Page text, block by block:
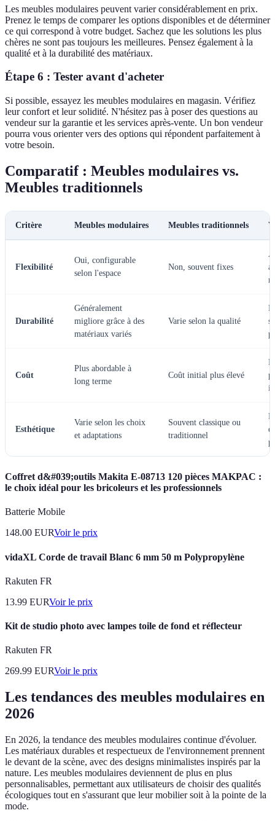
Les meubles modulaires peuvent varier considérablement en prix.
Prenez le temps de comparer les options disponibles et de déterminer
ce qui correspond à votre budget. Sachez que les solutions les plus
chères ne sont pas toujours les meilleures. Pensez également à la
qualité et à la durabilité des matériaux.
Étape 6 : Tester avant d'acheter
Si possible, essayez les meubles modulaires en magasin. Vérifiez
leur confort et leur solidité. N'hésitez pas à poser des questions au
vendeur sur la garantie et les services après-vente. Un bon vendeur
pourra vous orienter vers des options qui répondent parfaitement à
votre besoin.
Comparatif : Meubles modulaires vs.
Meubles traditionnels
Critère Meubles modulaires Meubles traditionnels
Flexibilité
Oui, configurable
selon l'espace
Non, souvent fixes
Durabilité
Généralement
migliore grâce à des
matériaux variés
Varie selon la qualité
Coût
Plus abordable à
long terme
Coût initial plus élevé
Esthétique
Varie selon les choix
et adaptations
Souvent classique ou
traditionnel
Coffret d&#039;outils Makita E-08713 120 pièces MAKPAC :
le choix idéal pour les bricoleurs et les professionnels
Batterie Mobile
148.00 EURVoir le prix
vidaXL Corde de travail Blanc 6 mm 50 m Polypropylène
Rakuten FR
13.99 EURVoir le prix
Kit de studio photo avec lampes toile de fond et réflecteur
Rakuten FR
269.99 EURVoir le prix
Les tendances des meubles modulaires en
2026
En 2026, la tendance des meubles modulaires continue d'évoluer.
Les matériaux durables et respectueux de l'environnement prennent
le devant de la scène, avec des designs minimalistes inspirés par la
nature. Les meubles modulaires deviennent de plus en plus
personnalisables, permettant aux utilisateurs de choisir des qualités
écologiques tout en s'assurant que leur mobilier soit à la pointe de la
mode.